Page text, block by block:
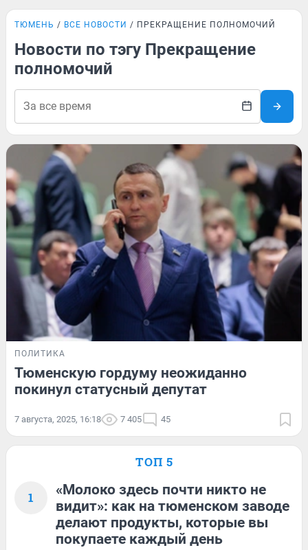
ТЮМЕНЬ ВСЕ НОВОСТИ ПРЕКРАЩЕНИЕ ПОЛНОМОЧИЙ
Новости по тэгу Прекращение
полномочий
ПОЛИТИКА
Тюменскую гордуму неожиданно
покинул статусный депутат
7 августа, 2025, 16:18 7 405 45
ТОП 5
1
«Молоко здесь почти никто не
видит»: как на тюменском заводе
делают продукты, которые вы
покупаете каждый день